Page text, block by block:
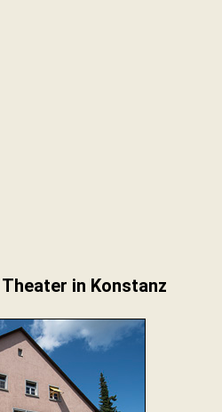
in Konstanz